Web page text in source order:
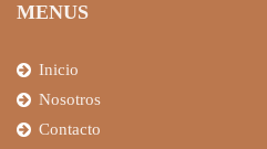
MENUS
Inicio
Nosotros
Contacto